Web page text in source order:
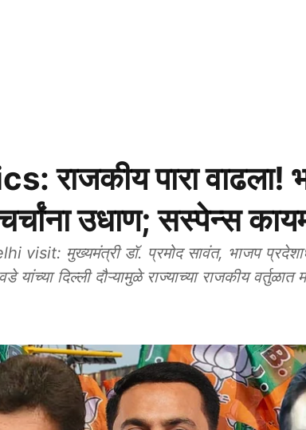
राजकीय पारा वाढला!
उधाण; सस्‍पेन्‍स
visit: मुख्यमंत्री डॉ. प्रमोद सावंत, भाजप
यांच्या दिल्ली दौऱ्यामुळे राज्याच्या राजकीय वर्तुळात